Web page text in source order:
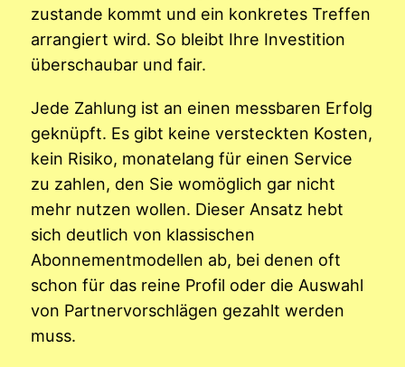
zustande kommt und ein konkretes Treffen
arrangiert wird. So bleibt Ihre Investition
überschaubar und fair.
Jede Zahlung ist an einen messbaren Erfolg
geknüpft. Es gibt keine versteckten Kosten,
kein Risiko, monatelang für einen Service
zu zahlen, den Sie womöglich gar nicht
mehr nutzen wollen. Dieser Ansatz hebt
sich deutlich von klassischen
Abonnementmodellen ab, bei denen oft
schon für das reine Profil oder die Auswahl
von Partnervorschlägen gezahlt werden
muss.